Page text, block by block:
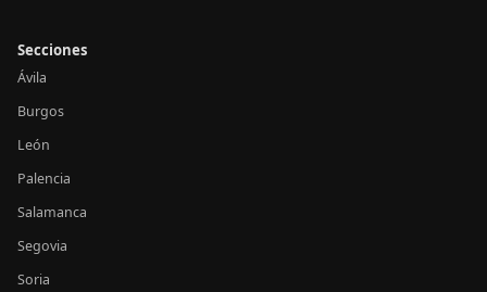
Secciones
Ávila
Burgos
León
Palencia
Salamanca
Segovia
Soria